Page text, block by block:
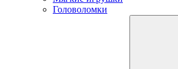
Головоломки